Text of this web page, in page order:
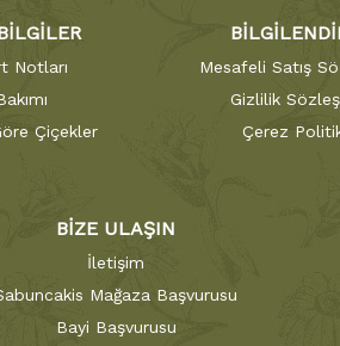
Notları
Çiçekler
Mesafeli Satış
Gizlilik
Çerez
BİZE ULAŞIN
İletişim
Mağaza Başvurusu
Bayi Başvurusu